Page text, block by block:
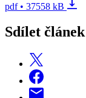
pdf • 37558 kB
Sdílet článek